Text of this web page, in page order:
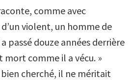
comme avec
violent, un homme de
passé douze années derrière
mort comme il a vécu. »
cherché, il ne méritait